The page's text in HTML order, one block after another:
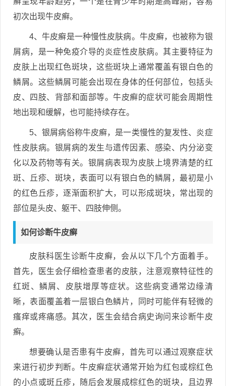
初次出现牛皮癣。
4、牛皮癣是一种慢性皮肤病。牛皮癣，也被称为银
屑病，是一种免疫介导的炎症性皮肤病。其主要特征为
皮肤上出现红色斑块，这些斑块上通常覆盖有银白色的
鳞屑。这些鳞屑可能会出现在身体的任何部位，包括头
皮、四肢、背部和面部等。牛皮癣的症状可能会周期性
地出现和缓解，也可能持续存在。
5、银屑病俗称牛皮癣，是一类慢性的复发性、炎症
性皮肤病。银屑病的发生与遗传因素、感染、内分泌变
化以及药物等有关。银屑病表现为皮肤上境界清楚的红
斑、丘疹、斑块，表面可以有银白色的鳞屑，最初是小
的红色丘疹，逐渐面积扩大，可以形成斑块，常出现的
部位是头皮、躯干、四肢伸侧。
如何诊断牛皮癣
皮肤科医生诊断牛皮癣，会从以下几个方面着手。
首先，医生会仔细检查患者的皮肤，注意观察特征性的
红斑、鳞屑、皮肤增厚等症状。这些病变通常边缘清
晰，表面覆盖着一层银白色鳞片，同时可能伴有轻微的
瘙痒或疼痛感。其次，医生会结合病史询问来诊断牛皮
癣。
想要确认是否患有牛皮癣，首先可以通过观察症状
来进行初步判断。牛皮癣症状通常开始为红包或棕红色
的小点或斑丘疹，随后会发展成棕红色的斑块，且边界